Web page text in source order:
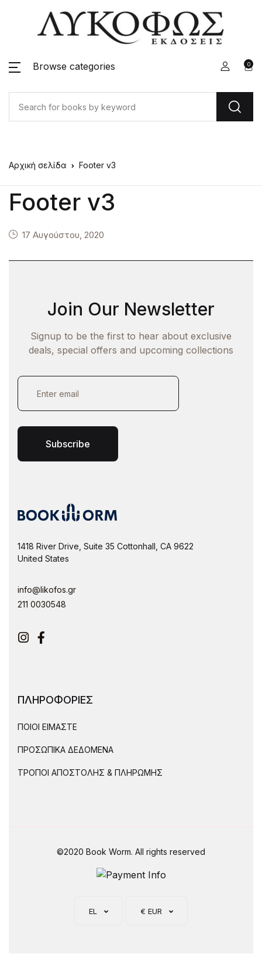
Browse categories 0
Αρχική σελίδα Footer v3
Footer v3
17 Αυγούστου, 2020
Join Our Newsletter
Signup to be the first to hear about exclusive
deals, special offers and upcoming collections
E
l
Subscribe
1418 River Drive, Suite 35 Cottonhall, CA 9622
United States
info@likofos.gr
211 0030548
Instagram
Facebook
ΠΛΗΡΟΦΟΡΙΕΣ
ΠΟΙΟΙ ΕΙΜΑΣΤΕ
ΠΡΟΣΩΠΙΚΑ ΔΕΔΟΜΕΝΑ
ΤΡΟΠΟΙ ΑΠΟΣΤΟΛΗΣ & ΠΛΗΡΩΜΗΣ
©2020 Book Worm. All rights reserved
EL € EUR